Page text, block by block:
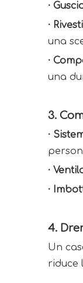
·
·
una
·
una
3.
·
·
·
4.
Un
riduce